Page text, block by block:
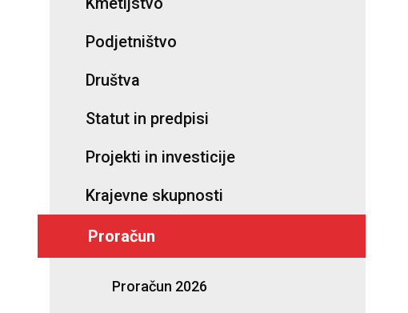
Podjetništvo
Društva
Statut in predpisi
Projekti in investicije
Krajevne skupnosti
Proračun
Proračun 2026